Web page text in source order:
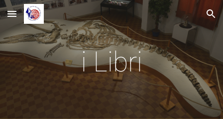
Skip to main content Skip to navigation
i Libri